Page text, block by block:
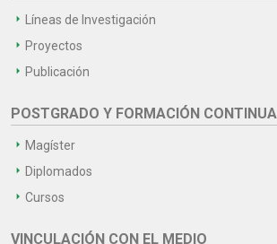
Líneas de Investigación
Proyectos
Publicación
POSTGRADO Y FORMACIÓN CONTINUA
Magíster
Diplomados
Cursos
VINCULACIÓN CON EL MEDIO